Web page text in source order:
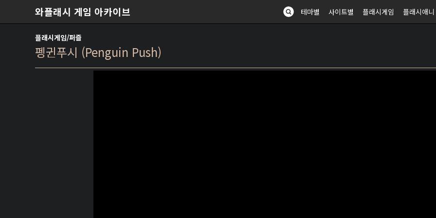
와플래시 게임 아카이브 테마별 사이트별 플래시게임 플래시애니
플래시게임/퍼즐
펭귄푸시 (Penguin Push)